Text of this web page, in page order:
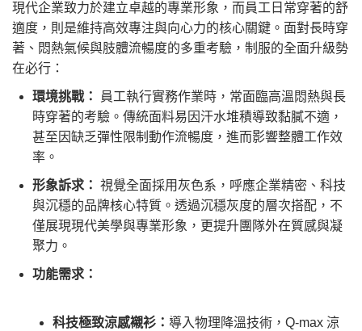
現代企業致力於建立卓越的專業形象，而員工日常穿著的舒
適度，則是維持高效專注與向心力的核心關鍵。面對長時穿
著、悶熱氣候與肢體流暢度的多重考驗，制服的全面升級勢
在必行：
環境挑戰：
員工執行實務作業時，常面臨高溫悶熱與長
時穿著的考驗。傳統面料易因汗水堆積導致黏膩不適，
甚至因缺乏彈性限制動作流暢度，進而影響整體工作效
率。
形象訴求： 視覺全面採用灰色系，呼應企業精密、科技
與沉穩的品牌核心特質。透過沉穩灰度的層次搭配，不
僅展現現代美學與專業形象，更提升團隊外在質感與凝
聚力。
功能需求：
科技極致涼感襯衫： 導入物理降溫技術，Q-max 涼